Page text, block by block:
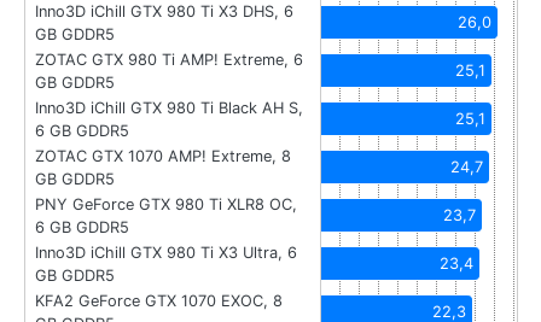
Inno3D iChill GTX 980 Ti X3 DHS, 6
GB GDDR5
26,0
ZOTAC GTX 980 Ti AMP! Extreme, 6
GB GDDR5
25,1
Inno3D iChill GTX 980 Ti Black AH S,
6 GB GDDR5
25,1
ZOTAC GTX 1070 AMP! Extreme, 8
GB GDDR5
24,7
PNY GeForce GTX 980 Ti XLR8 OC,
6 GB GDDR5
23,7
Inno3D iChill GTX 980 Ti X3 Ultra, 6
GB GDDR5
23,4
KFA2 GeForce GTX 1070 EXOC, 8
22,3